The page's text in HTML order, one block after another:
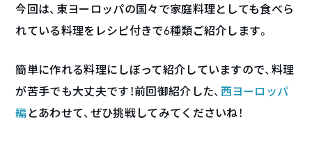
今回は、東ヨーロッパの国々で家庭料理としても食べら
れている料理をレシピ付きで6種類ご紹介します。
簡単に作れる料理にしぼって紹介していますので、料理
が苦手でも大丈夫です！前回御紹介した、 西ヨーロッパ
編 とあわせて、ぜひ挑戦してみてくださいね！